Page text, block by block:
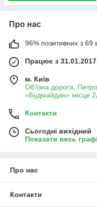
Про нас
96% позитивних з 69
Працює з 31.01.2017
м. Київ
Об'їзна дорога,
«Будмайдан» місце
Контакти
Сьогодні вихідний
Показати весь
Про нас
Контакти